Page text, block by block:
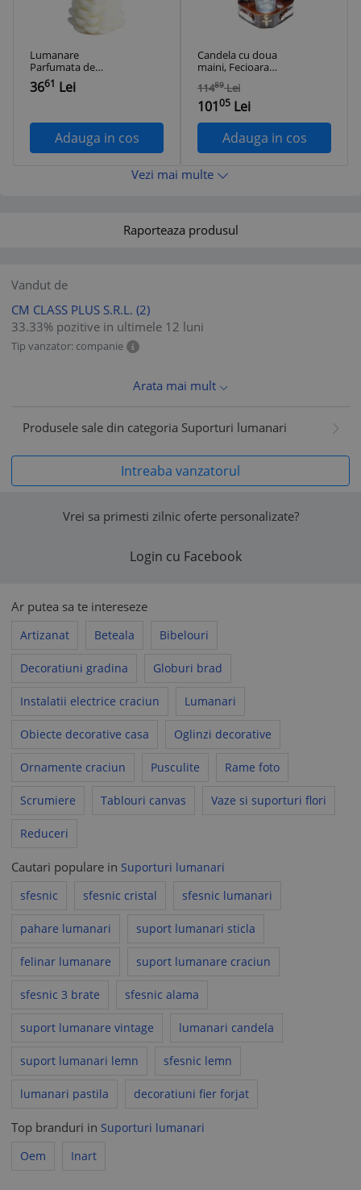
Lumanare
Parfumata de
Craciun, 7 x 6.5 x 6.5
cm Alb
3661 Lei
Adauga in cos
Candela cu doua
maini, Fecioara
Maria cu pruncul
IIsus Hristos, 17 cm,
GXL051
11489 Lei
10105 Lei
Adauga in cos
Vezi mai multe
Raporteaza produsul
Vandut de
CM CLASS PLUS S.R.L. (2)
33.33% pozitive in ultimele 12 luni
Tip vanzator: companie
Arata mai mult
Produsele sale din categoria Suporturi lumanari
Intreaba vanzatorul
Vrei sa primesti zilnic oferte personalizate?
Login cu Facebook
Ar putea sa te intereseze
Artizanat Beteala Bibelouri
Decoratiuni gradina Globuri brad
Instalatii electrice craciun Lumanari
Obiecte decorative casa Oglinzi decorative
Ornamente craciun Pusculite Rame foto
Scrumiere Tablouri canvas Vaze si suporturi flori
Reduceri
Cautari populare in Suporturi lumanari
sfesnic
sfesnic cristal sfesnic lumanari
pahare lumanari suport lumanari sticla
felinar lumanare suport lumanare craciun
sfesnic 3 brate sfesnic alama
suport lumanare vintage lumanari candela
suport lumanari lemn sfesnic lemn
lumanari pastila decoratiuni fier forjat
Top branduri in Suporturi lumanari
Oem
Inart